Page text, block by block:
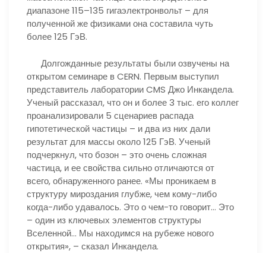
диапазоне 115–135 гигаэлектронвольт – для
полученной же физиками она составила чуть
более 125 ГэВ.
Долгожданные результаты были озвучены на
открытом семинаре в CERN. Первым выступил
представитель лаборатории CMS Джо Инкандела.
Ученый рассказал, что он и более 3 тыс. его коллег
проанализировали 5 сценариев распада
гипотетической частицы – и два из них дали
результат для массы около 125 ГэВ. Ученый
подчеркнул, что бозон – это очень сложная
частица, и ее свойства сильно отличаются от
всего, обнаруженного ранее. «Мы проникаем в
структуру мироздания глубже, чем кому-либо
когда-либо удавалось. Это о чем-то говорит… Это
– один из ключевых элементов структуры
Вселенной… Мы находимся на рубеже нового
открытия», – сказал Инкандела.